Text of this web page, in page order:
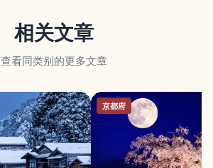
相关文章
查看同类别的更多文章
京都府